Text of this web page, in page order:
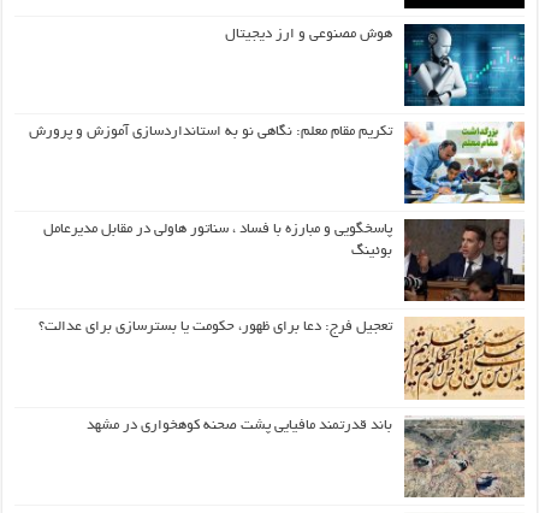
هوش مصنوعی و ارز دیجیتال
تکریم مقام معلم: نگاهی نو به استانداردسازی آموزش و پرورش
پاسخگویی و مبارزه با فساد ، سناتور هاولی در مقابل مدیرعامل
بوئینگ
تعجیل فرج: دعا برای ظهور، حکومت یا بسترسازی برای عدالت؟
باند قدرتمند مافیایی پشت صحنه کوهخواری در مشهد